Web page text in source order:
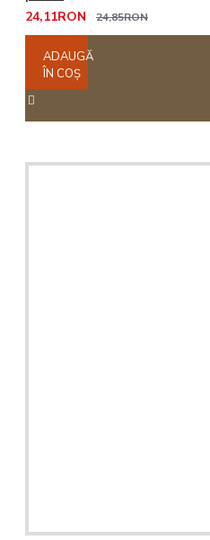
24,11RON
24,85RON
ADAUGĂ
ÎN COŞ